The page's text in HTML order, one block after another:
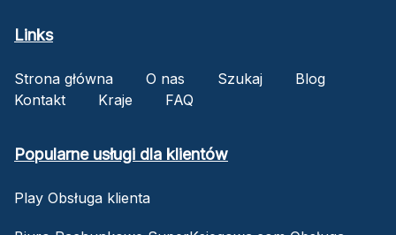
Links
Strona główna O nas Szukaj
Blog
Kontakt
Kraje FAQ
Popularne usługi dla klientów
Play Obsługa klienta